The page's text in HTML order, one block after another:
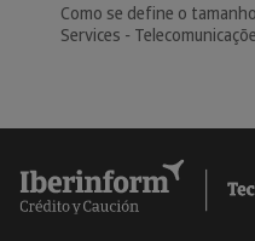
Como se define o
Services -